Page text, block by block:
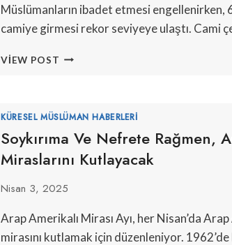
Müslümanların ibadet etmesi
camiye girmesi rekor seviyeye ulaştı. Cami
VIEW POST JERUSALEM’DE
PASKALYA
KÜRESEL MÜSLÜMAN HABERLERI
Soykırıma Ve Nefrete Rağmen,
Miraslarını Kutlayacak
Nisan 3, 2025
Arap Amerikalı Mirası Ayı, her Nisan’da
mirasını kutlamak için düzenleniyor.